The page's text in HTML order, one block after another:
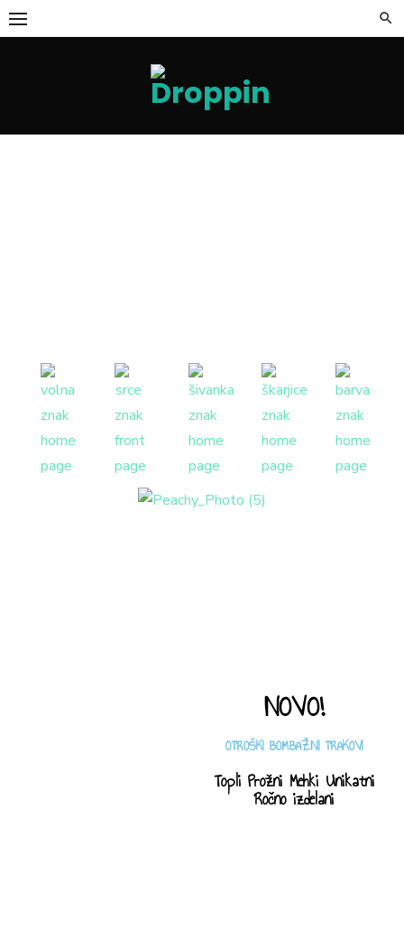
NOVO!
OTROŠKI BOMBAŽNI TRAKOVI
Topli Prožni Mehki Unikatni
Ročno izdelani